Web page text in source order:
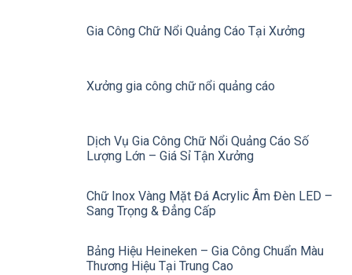
Gia Công Chữ Nổi Quảng Cáo Tại Xưởng
Xưởng gia công chữ nổi quảng cáo
Dịch Vụ Gia Công Chữ Nổi Quảng Cáo Số
Lượng Lớn – Giá Sỉ Tận Xưởng
Chữ Inox Vàng Mặt Đá Acrylic Âm Đèn LED –
Sang Trọng & Đẳng Cấp
Bảng Hiệu Heineken – Gia Công Chuẩn Màu
Thương Hiệu Tại Trung Cao